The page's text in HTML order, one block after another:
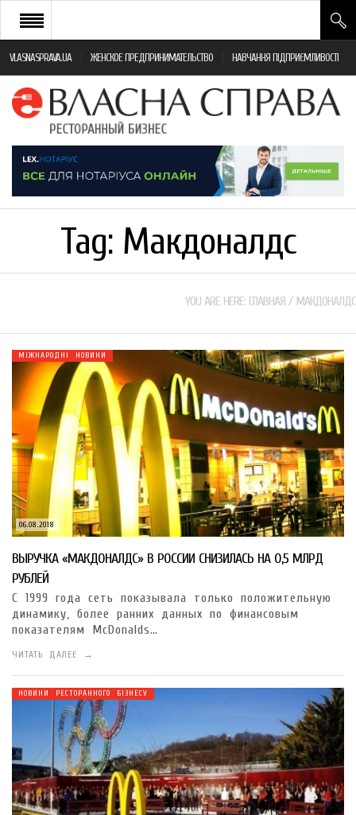
VLASNASPRAVA.UA ЖЕНСКОЕ ПРЕДПРИНИМАТЕЛЬСТВО НАВЧАННЯ ПІДПРИЄМЛИВОСТІ
НОВИНИ РЕСТОРАННОГО БІЗНЕСУ
ЯК ВІДКРИТИ ТА УСПІШНО КЕРУВАТИ
МОНІТОРИНГ ЗАКОНОДАВСТВА
ФРАНЧАЙЗИНГTag: Макдоналдс
YOU ARE HERE: ГЛАВНАЯ / МАКДОНАЛДС
06.08.2018
МІЖНАРОДНІ НОВИНИ
ВЫРУЧКА «МАКДОНАЛДС» В РОССИИ СНИЗИЛАСЬ НА 0,5 МЛРД
РУБЛЕЙ
С 1999 года сеть показывала только положительную
динамику, более ранних данных по финансовым
показателям McDonalds…
ЧИТАТЬ ДАЛЕЕ →
НОВИНИ РЕСТОРАННОГО БІЗНЕСУ